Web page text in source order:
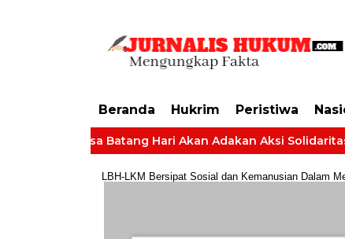
Beranda Hukrim Peristiwa
Desa Batang Hari Akan Adakan Aksi Solidaritas
LBH-LKM Bersipat Sosial dan Kemanusian Dalam